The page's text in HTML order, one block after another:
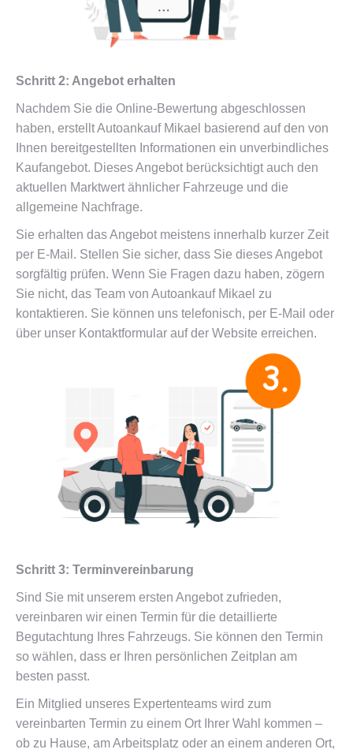
Schritt 2: Angebot erhalten
Nachdem Sie die Online-Bewertung abgeschlossen
haben, erstellt Autoankauf Mikael basierend auf den von
Ihnen bereitgestellten Informationen ein unverbindliches
Kaufangebot. Dieses Angebot berücksichtigt auch den
aktuellen Marktwert ähnlicher Fahrzeuge und die
allgemeine Nachfrage.
Sie erhalten das Angebot meistens innerhalb kurzer Zeit
per E-Mail. Stellen Sie sicher, dass Sie dieses Angebot
sorgfältig prüfen. Wenn Sie Fragen dazu haben, zögern
Sie nicht, das Team von Autoankauf Mikael zu
kontaktieren. Sie können uns telefonisch, per E-Mail oder
über unser Kontaktformular auf der Website erreichen.
Schritt 3: Terminvereinbarung
Sind Sie mit unserem ersten Angebot zufrieden,
vereinbaren wir einen Termin für die detaillierte
Begutachtung Ihres Fahrzeugs. Sie können den Termin
so wählen, dass er Ihren persönlichen Zeitplan am
besten passt.
Ein Mitglied unseres Expertenteams wird zum
vereinbarten Termin zu einem Ort Ihrer Wahl kommen –
ob zu Hause, am Arbeitsplatz oder an einem anderen Ort,